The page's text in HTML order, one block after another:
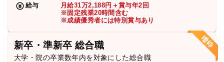
給与
月給31万2,188円＋賞与年2回
※固定残業20時間含む
※成績優秀者には特別賞与あり
新卒・準新卒 総合職
大学・院の卒業数年内を対象にした総合職
弁護士・税理士